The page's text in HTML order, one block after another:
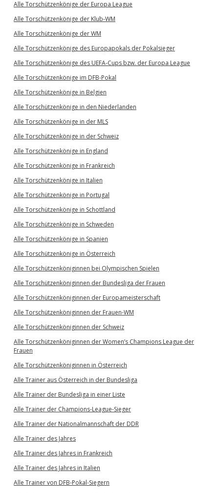
Alle Torschützenkönige der Europa League
Alle Torschützenkönige der Klub-WM
Alle Torschützenkönige der WM
Alle Torschützenkönige des Europapokals der Pokalsieger
Alle Torschützenkönige des UEFA-Cups bzw. der Europa League
Alle Torschützenkönige im DFB-Pokal
Alle Torschützenkönige in Belgien
Alle Torschützenkönige in den Niederlanden
Alle Torschützenkönige in der MLS
Alle Torschützenkönige in der Schweiz
Alle Torschützenkönige in England
Alle Torschützenkönige in Frankreich
Alle Torschützenkönige in Italien
Alle Torschützenkönige in Portugal
Alle Torschützenkönige in Schottland
Alle Torschützenkönige in Schweden
Alle Torschützenkönige in Spanien
Alle Torschützenkönige in Österreich
Alle Torschützenköniginnen bei Olympischen Spielen
Alle Torschützenköniginnen der Bundesliga der Frauen
Alle Torschützenköniginnen der Europameisterschaft
Alle Torschützenköniginnen der Frauen-WM
Alle Torschützenköniginnen der Schweiz
Alle Torschützenköniginnen der Women’s Champions League der
Frauen
Alle Torschützenköniginnen in Österreich
Alle Trainer aus Österreich in der Bundesliga
Alle Trainer der Bundesliga in einer Liste
Alle Trainer der Champions-League-Sieger
Alle Trainer der Nationalmannschaft der DDR
Alle Trainer des Jahres
Alle Trainer des Jahres in Frankreich
Alle Trainer des Jahres in Italien
Alle Trainer von DFB-Pokal-Siegern